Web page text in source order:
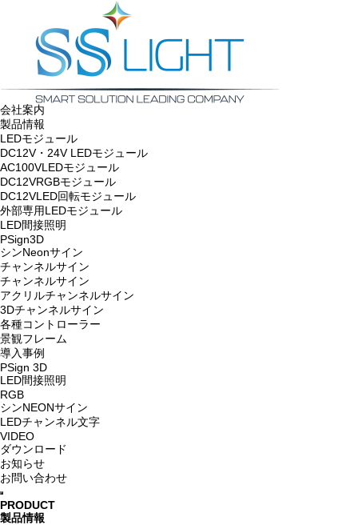
会社案内
製品情報
LEDモジュール
DC12V・24V LEDモジュール
AC100VLEDモジュール
DC12VRGBモジュール
DC12VLED回転モジュール
外部専用LEDモジュール
LED間接照明
PSign3D
シンNeonサイン
チャンネルサイン
チャンネルサイン
アクリルチャンネルサイン
3Dチャンネルサイン
各種コントローラー
景観フレーム
導入事例
PSign 3D
LED間接照明
RGB
シンNEONサイン
LEDチャンネル文字
VIDEO
ダウンロード
お知らせ
お問い合わせ
PRODUCT
製品情報